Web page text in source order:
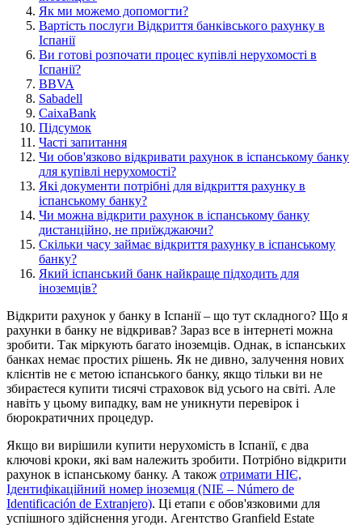
Як ми можемо допомогти?
Вартість послуги Відкриття банківського рахунку в
Іспанії
Ви готові розпочати процес купівлі нерухомості в
Іспанії?
BBVA
Sabadell
CaixaBank
Підсумок
Часті запитання
Чи обов'язково відкривати рахунок в іспанському банку
для купівлі нерухомості?
Які документи потрібні для відкриття рахунку в
іспанському банку?
Чи можна відкрити рахунок в іспанському банку
дистанційно, не приїжджаючи?
Скільки часу займає відкриття рахунку в іспанському
банку?
Який іспанський банк найкраще підходить для
іноземців?
Відкрити рахунок у банку в Іспанії – що тут складного? Що я
рахунки в банку не відкривав? Зараз все в інтернеті можна
зробити. Так міркують багато іноземців. Однак, в іспанських
банках немає простих рішень. Як не дивно, залучення нових
клієнтів не є метою іспанського банку, якщо тільки ви не
збираєтеся купити тисячі страховок від усього на світі. Але
навіть у цьому випадку, вам не уникнути перевірок і
бюрократичних процедур.
Якщо ви вирішили купити нерухомість в Іспанії, є два
ключові кроки, які вам належить зробити. Потрібно відкрити
рахунок в іспанському банку. А також отримати НІЄ,
Ідентифікаційний номер іноземця (NIE – Número de
Identificación de Extranjero). Ці етапи є обов'язковими для
успішного здійснення угоди. Агентство Granfield Estate